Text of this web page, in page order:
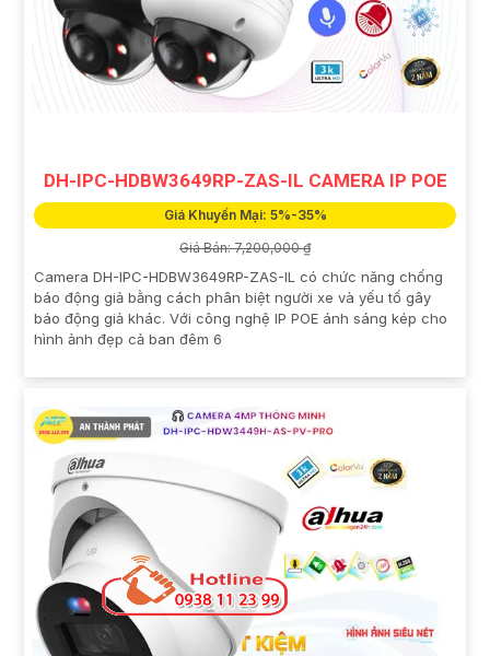
DH-IPC-HDBW3649RP-ZAS-IL CAMERA IP POE
Giá Khuyến Mại: 5%-35%
Giá Bán: 7,200,000 ₫
Camera DH-IPC-HDBW3649RP-ZAS-IL có chức năng chống
báo động giả bằng cách phân biệt người xe và yếu tố gây
báo động giả khác. Với công nghệ IP POE ánh sáng kép cho
hình ảnh đẹp cả ban đêm 6